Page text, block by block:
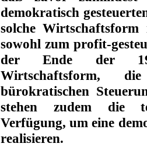
demokratisch
solche
sowohl zum profit-
der Ende der
Wirtschaftsform,
bürokratischen
stehen zudem die
Verfügung, um eine
realisieren.